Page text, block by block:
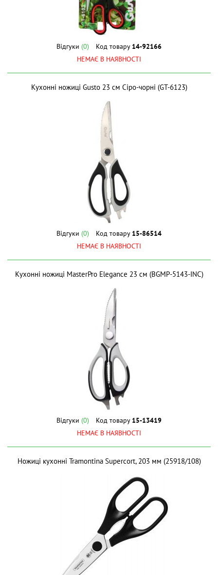
Відгуки (0) Код товару 14-92166
НЕМАЄ В НАЯВНОСТІ
Кухонні ножиці Gusto 23 см Сіро-чорні (GT-6123)
Відгуки (0) Код товару 15-86514
НЕМАЄ В НАЯВНОСТІ
Кухонні ножиці MasterPro Elegance 23 см (BGMP-5143-INC)
Відгуки (0) Код товару 15-13419
НЕМАЄ В НАЯВНОСТІ
Ножиці кухонні Tramontina Supercort, 203 мм (25918/108)